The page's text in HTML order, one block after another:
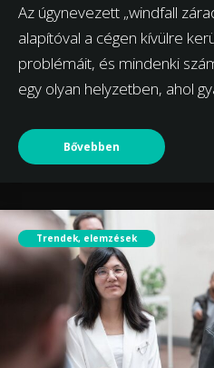
Az úgynevezett „windfall
alapítóval a cégen kívülre
problémáit, és mindenki
egy olyan helyzetben, ahol
Bővebben
Trendek, elemzések